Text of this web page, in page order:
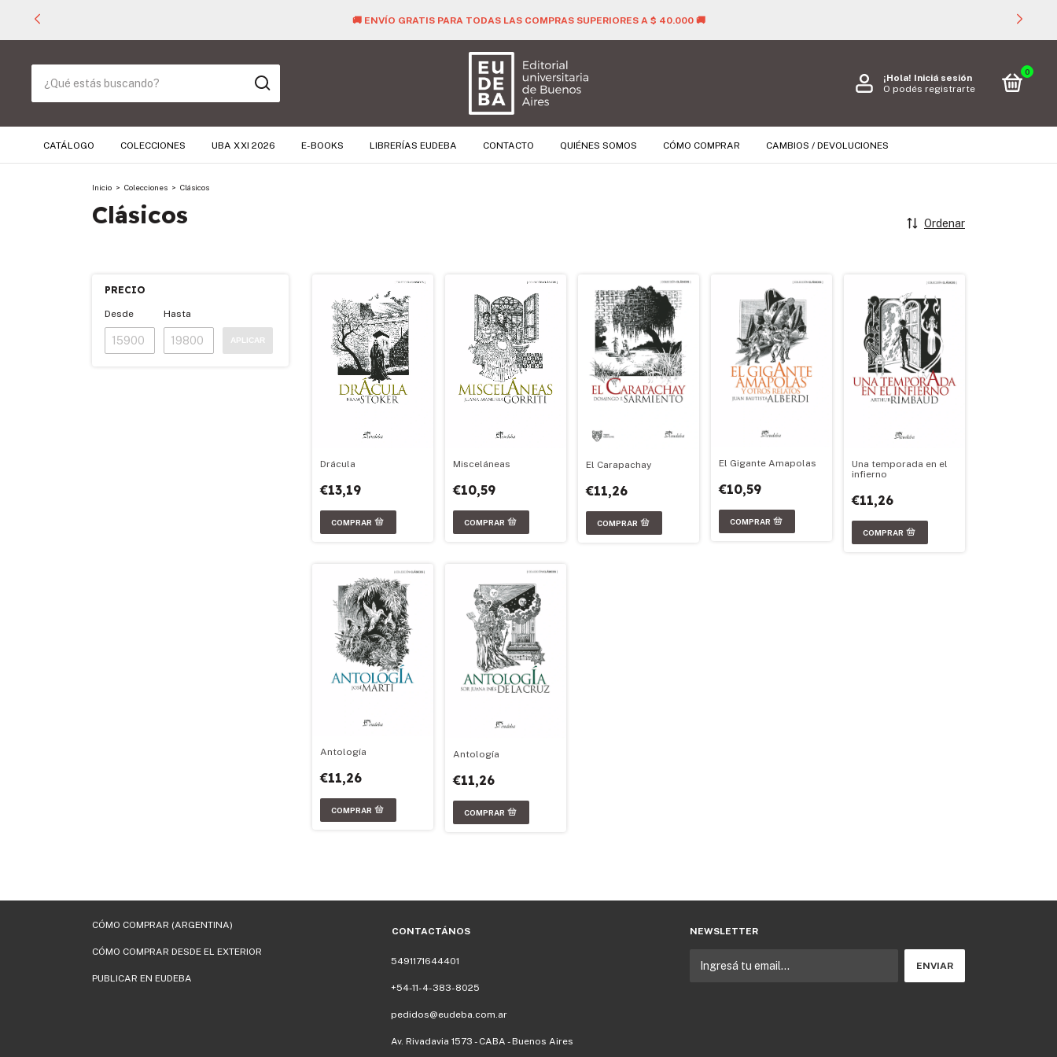
🚚 ENVÍO GRATIS PARA TODAS LAS COMPRAS SUPERIORES A $ 40.000 🚚
¡Hola! Iniciá sesión
O podés registrarte
0
CATÁLOGO COLECCIONES UBA XXI 2026 E-BOOKS LIBRERÍAS EUDEBA CONTACTO QUIÉNES SOMOS CÓMO COMPRAR CAMBIOS / DEVOLUCIONES
Inicio > Colecciones > Clásicos
Clásicos Ordenar
PRECIO
Desde Hasta
APLICAR
Drácula
€13,19
Misceláneas
€10,59
El Carapachay
€11,26
El Gigante Amapolas
€10,59
Una temporada en el
infierno
€11,26
Antología
€11,26
Antología
€11,26
CÓMO COMPRAR (ARGENTINA)
CÓMO COMPRAR DESDE EL EXTERIOR
PUBLICAR EN EUDEBA
CONTACTÁNOS
5491171644401
+54-11-4-383-8025
pedidos@eudeba.com.ar
Av. Rivadavia 1573 - CABA - Buenos Aires
NEWSLETTER